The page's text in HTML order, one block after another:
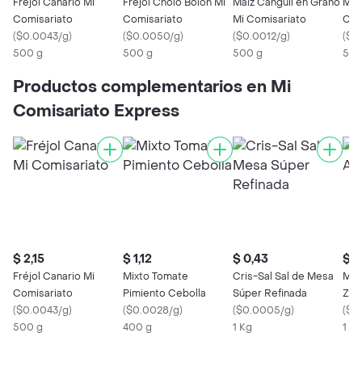
Comisariato
($0.0043/g)
500 g
Comisariato
($0.0050/g)
500 g
Mi Comisariato
($0.0012/g)
500 g
(
Productos complementarios en Mi
Comisariato Express
$ 2,15
Fréjol Canario Mi
Comisariato
($0.0043/g)
500 g
$ 1,12
Mixto Tomate
Pimiento Cebolla
($0.0028/g)
400 g
$ 0,43
Cris-Sal Sal de Mesa
Súper Refinada
($0.0005/g)
1 Kg
$
Mi
(
1 x